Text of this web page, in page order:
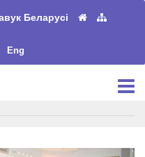
Беларусі
Eng